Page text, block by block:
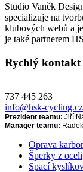
Studio Vaněk
specializuje na
klubových webů a
je také partnerem
Rychlý kontakt
737 445 263
info@hsk-cycling.cz
Prezident teamu: Jiří
Manager teamu:
Oprava
Šperky z oceli
Spací